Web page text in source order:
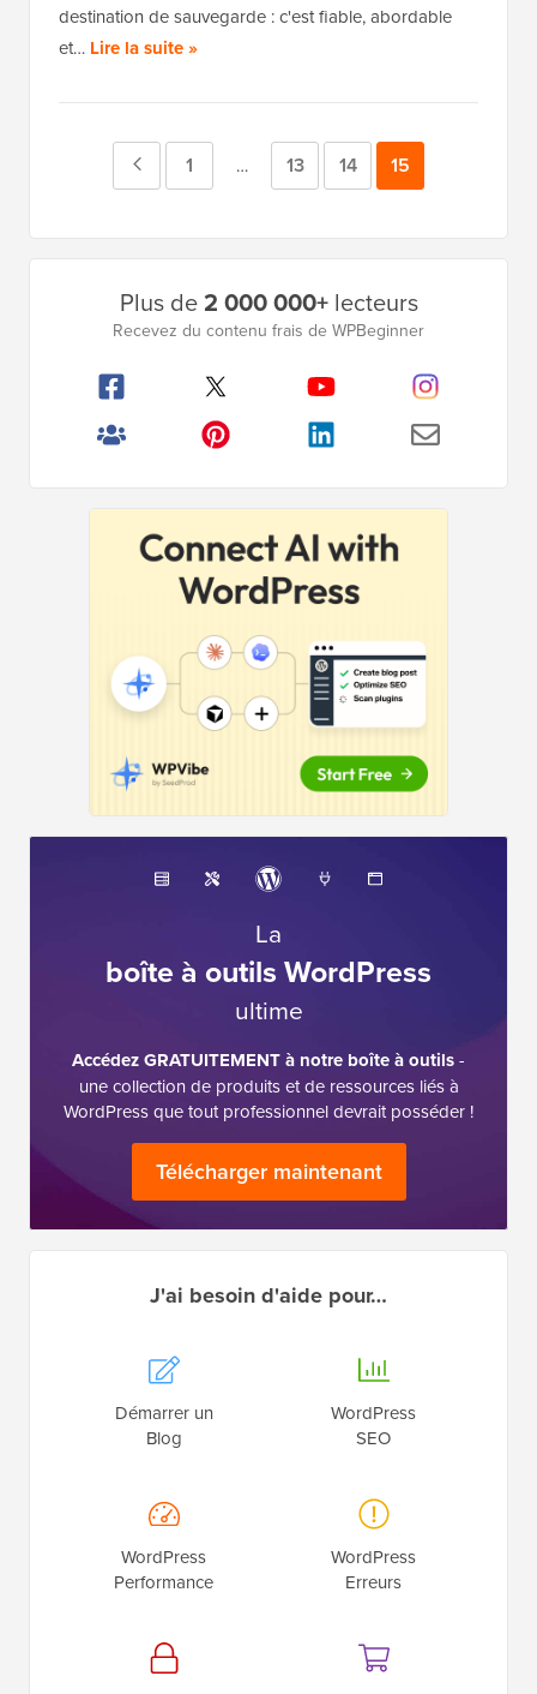
destination de sauvegarde : c'est fiable, abordable
et… Lire la suite »
PagePage
1
Pages
intermédiaires
… Page
13 Page
14 Page
15
Plus de2 000 000+lecteurs
Recevez du contenu frais de WPBeginner
La
boîte à outils WordPress
ultime
Accédez GRATUITEMENT à notre boîte à outils-
une collection de produits et de ressources liés à
WordPress que tout professionnel devrait posséder !
Télécharger maintenant
J'ai besoin d'aide pour…
Démarrer un
Blog
WordPress
SEO
WordPress
Performance
WordPress
Erreurs